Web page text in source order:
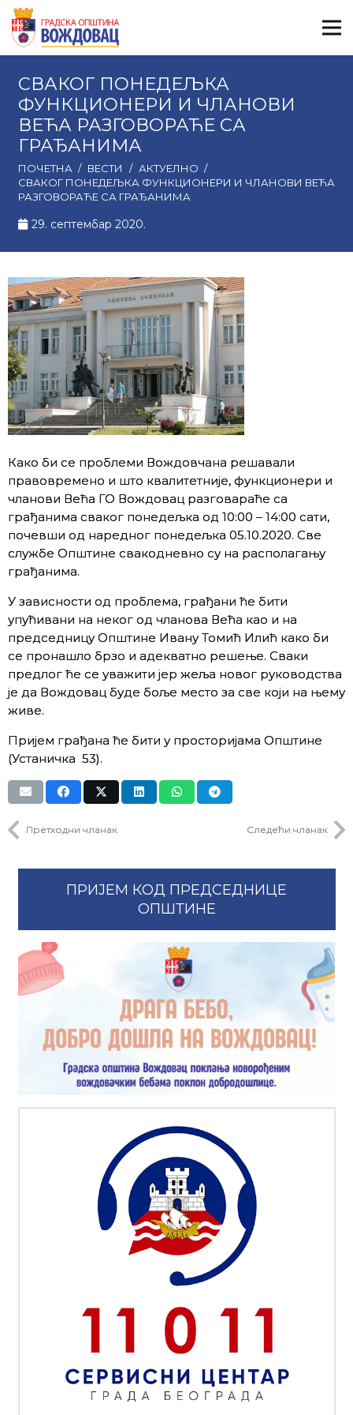
СВАКОГ ПОНЕДЕЉКА
ФУНКЦИОНЕРИ И ЧЛАНОВИ
ВЕЋА РАЗГОВОРАЋЕ СА
ГРАЂАНИМА
ПОЧЕТНА / ВЕСТИ / АКТУЕЛНО /
СВАКОГ ПОНЕДЕЉКА ФУНКЦИОНЕРИ И ЧЛАНОВИ ВЕЋА
РАЗГОВОРАЋЕ СА ГРАЂАНИМА
29. септембар 2020.
Како би се проблеми Вождовчана решавали
правовремено и што квалитетније, функционери и
чланови Већа ГО Вождовац разговараће са
грађанима сваког понедељка од 10:00 – 14:00 сати,
почевши од наредног понедељка 05.10.2020. Све
службе Општине свакодневно су на располагању
грађанима.
У зависности од проблема, грађани ће бити
упућивани на неког од чланова Већа као и на
председницу Општине Ивану Томић Илић како би
се пронашло брзо и адекватно решење. Сваки
предлог ће се уважити јер жеља новог руководства
је да Вождовац буде боље место за све који на њему
живе.
Пријем грађана ће бити у просторијама Општине
(Устаничка 53).
Претходни чланак Следећи чланак
ПРИЈЕМ КОД ПРЕДСЕДНИЦЕ
ОПШТИНЕ